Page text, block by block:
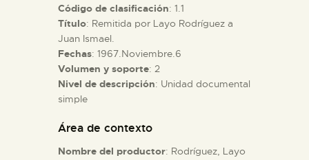
EL MUSEO
COLECCIONES
ESPAÑOL
Código de clasificación: 1.1
Título: Remitida por Layo Rodríguez a
Juan Ismael.
Fechas: 1967.Noviembre.6
Volumen y soporte: 2
Nivel de descripción: Unidad documental
simple
Área de contexto
Nombre del productor: Rodríguez, Layo